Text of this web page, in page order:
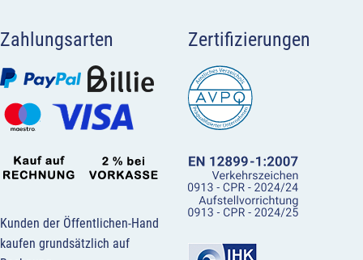
Zahlungsarten
Kunden der Öffentlichen-Hand
kaufen grundsätzlich auf
Zertifizierungen